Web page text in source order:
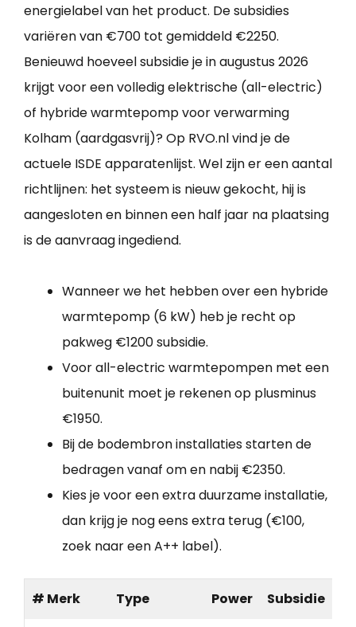
energielabel van het product. De subsidies
variëren van €700 tot gemiddeld €2250.
Benieuwd hoeveel subsidie je in augustus 2026
krijgt voor een volledig elektrische (all-electric)
of hybride warmtepomp voor verwarming
Kolham (aardgasvrij)? Op RVO.nl vind je de
actuele ISDE apparatenlijst. Wel zijn er een aantal
richtlijnen: het systeem is nieuw gekocht, hij is
aangesloten en binnen een half jaar na plaatsing
is de aanvraag ingediend.
Wanneer we het hebben over een hybride
warmtepomp (6 kW) heb je recht op
pakweg €1200 subsidie.
Voor all-electric warmtepompen met een
buitenunit moet je rekenen op plusminus
€1950.
Bij de bodembron installaties starten de
bedragen vanaf om en nabij €2350.
Kies je voor een extra duurzame installatie,
dan krijg je nog eens extra terug (€100,
zoek naar een A++ label).
# Merk Type Power Subsidie